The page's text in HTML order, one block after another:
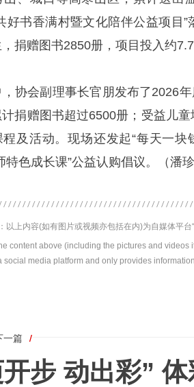
好书香满村暨文化陪伴公益项目
捐赠图书2850册，项目投入约7.7
协会副理事长官朋发布了2026
捐赠图书超过6500册；受益儿
程及活动。现场还发起“每天一
特色成长课”公益认购倡议。（潘珍
以上内容(如有图片或视频亦包括在内)为自媒体平台
content above (including the pictures and
social media platform and only provides
一篇 /
开步 动出彩”